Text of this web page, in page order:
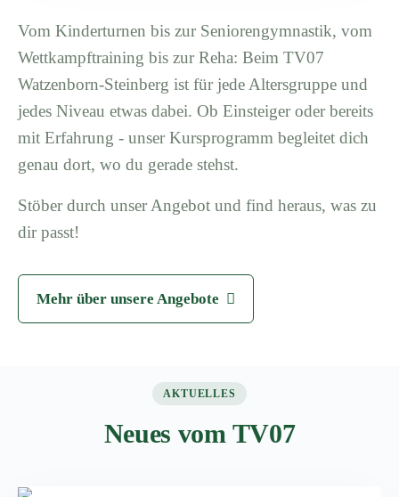
Vom Kinderturnen bis zur Seniorengymnastik, vom
Wettkampftraining bis zur Reha: Beim TV07
Watzenborn-Steinberg ist für jede Altersgruppe und
jedes Niveau etwas dabei. Ob Einsteiger oder bereits
mit Erfahrung - unser Kursprogramm begleitet dich
genau dort, wo du gerade stehst.
Stöber durch unser Angebot und find heraus, was zu
dir passt!
Mehr über unsere Angebote
AKTUELLES
Neues vom TV07